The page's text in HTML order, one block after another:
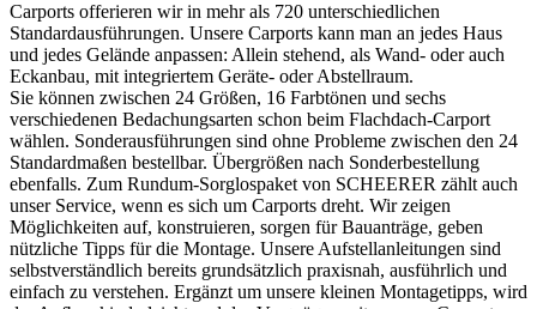
Carports offerieren wir in mehr als 720 unterschiedlichen
Standardausführungen. Unsere Carports kann man an jedes Haus
und jedes Gelände anpassen: Allein stehend, als Wand- oder auch
Eckanbau, mit integriertem Geräte- oder Abstellraum.
Sie können zwischen 24 Größen, 16 Farbtönen und sechs
verschiedenen Bedachungsarten schon beim Flachdach-Carport
wählen. Sonderausführungen sind ohne Probleme zwischen den 24
Standardmaßen bestellbar. Übergrößen nach Sonderbestellung
ebenfalls. Zum Rundum-Sorglospaket von SCHEERER zählt auch
unser Service, wenn es sich um Carports dreht. Wir zeigen
Möglichkeiten auf, konstruieren, sorgen für Bauanträge, geben
nützliche Tipps für die Montage. Unsere Aufstellanleitungen sind
selbstverständlich bereits grundsätzlich praxisnah, ausführlich und
einfach zu verstehen. Ergänzt um unsere kleinen Montagetipps, wird